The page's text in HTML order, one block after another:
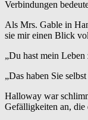
Verbindungen
Als Mrs. Gable in
sie mir einen Blick
„Du hast mein Leben
„Das haben Sie
Halloway war
Gefälligkeiten an, die